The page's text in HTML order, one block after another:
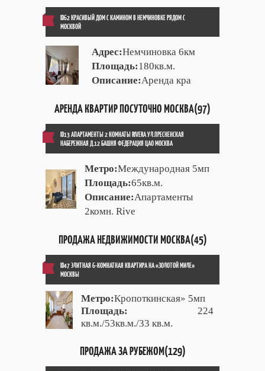
ID62 КРАСИВЫЙ ДОМ С КАМИНОМ В НЕМЧИНОВКЕ РЯДОМ С
МОСКВОЙ
Адрес:Немчиновка 6км
Площадь:180кв.м.
Описание:Аренда кра
АРЕНДА КВАРТИР ПОСУТОЧНО МОСКВА(97)
ID13 АПАРТАМЕНТЫ 2 КОМНАТЫ RIVERA УЛ.ПРЕСНЕНСКАЯ
НАБЕРЕЖНАЯ Д.12 БАШНЯ ФЕДЕРАЦИЯ ЦАО МОСКВА
Метро:Международная 5мп
Площадь:65кв.м.
Описание:Апартаменты
2комн. Rive
ПРОДАЖА НЕДВИЖИМОСТИ МОСКВА(45)
ID47 ЭЛИТНАЯ 6-КОМНАТНАЯ КВАРТИРА НА «ЗОЛОТОЙ МИЛЕ»
МОСКВЫ
Метро:Кропоткинская» 5мп
Площадь:
224
кв.м./53кв.м./33 кв.м.
ПРОДАЖА ЗА РУБЕЖОМ(129)